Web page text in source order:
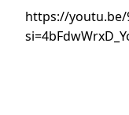
https://youtu.be/